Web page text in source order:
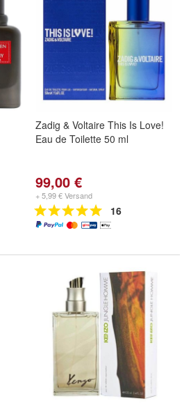
Zadig & Voltaire This Is Love!
Eau de Toilette 50 ml
99,00 €
+ 5,99 € Versand
16